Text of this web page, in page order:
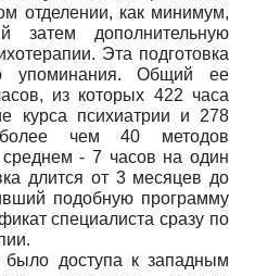
отделении, как минимум,
дополнительную
Эта подготовка
упоминания. Общий ее
из которых 422 часа
курса психиатрии и 278
чем 40 методов
среднем - 7 часов на один
длится от 3 месяцев до
подобную программу
специалиста сразу по
доступа к западным